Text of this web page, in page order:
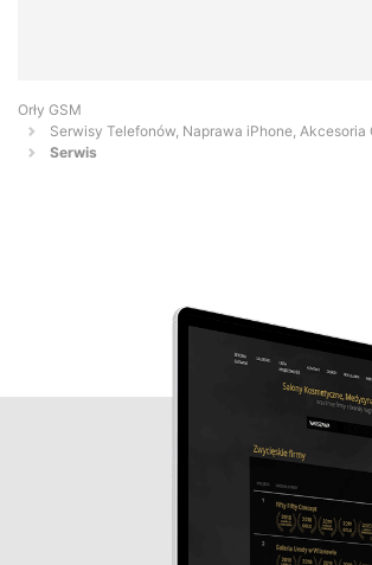
Orły GSM
Serwisy Telefonów, Naprawa iPhone, Akcesoria
Serwis